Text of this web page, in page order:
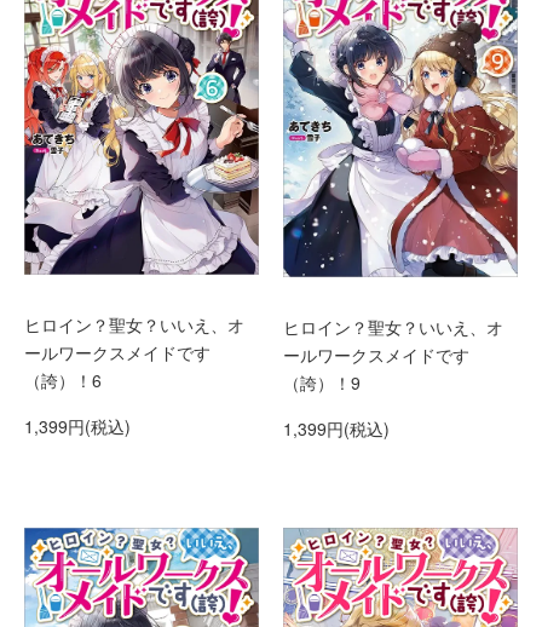
ヒロイン？聖女？いいえ、オ
ールワークスメイドです
（誇）！6
1,399円(税込)
ヒロイン？聖女？いいえ、オ
ールワークスメイドです
（誇）！9
1,399円(税込)